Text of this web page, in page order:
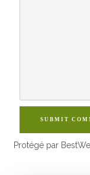
SUBMIT
Protégé par